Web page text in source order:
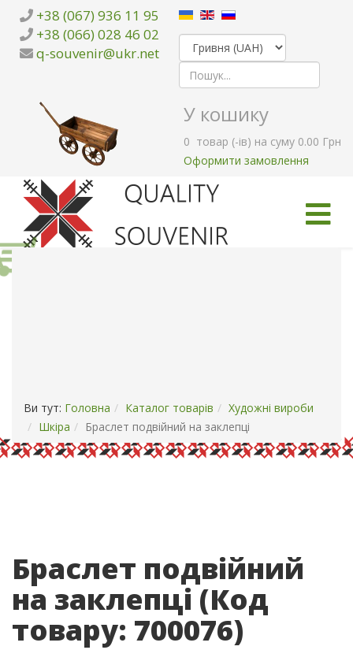
+38 (067) 936 11 95
+38 (066) 028 46 02
q-souvenir@ukr.net
У кошику
0 товар (-ів) на суму 0.00 Грн
Оформити замовлення
Ви тут: Головна Каталог товарів
Художні вироби
Шкіра
Браслет подвійний на заклепці
Браслет подвійний
на заклепці (Код
товару: 700076)